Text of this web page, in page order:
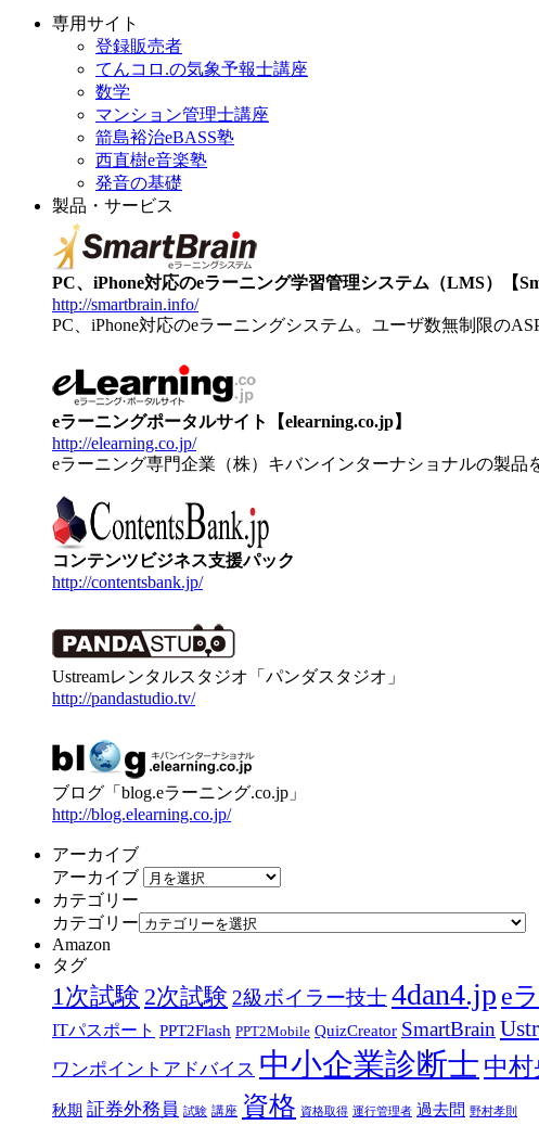
専用サイト
登録販売者
てんコロ.の気象予報士講座
数学
マンション管理士講座
箭島裕治eBASS塾
西直樹e音楽塾
発音の基礎
製品・サービス
PC、iPhone対応のeラーニング学習管理システム（LMS）【
http://smartbrain.info/
PC、iPhone対応のeラーニングシステム。ユーザ数無制限の
eラーニングポータルサイト【elearning.co.jp】
http://elearning.co.jp/
eラーニング専門企業（株）キバンインターナショナルの製品
コンテンツビジネス支援パック
http://contentsbank.jp/
Ustreamレンタルスタジオ「パンダスタジオ」
http://pandastudio.tv/
ブログ「blog.eラーニング.co.jp」
http://blog.elearning.co.jp/
アーカイブ
アーカイブ
カテゴリー
カテゴリー
Amazon
タグ
1次試験 2次試験 2級ボイラー技士4dan4.jp e
ITパスポート PPT2Flash PPT2Mobile QuizCreator SmartBrain
ワンポイントアドバイス 中小企業診断士 中
秋期 証券外務員 試験 講座 資格 資格取得 運行管理者 過去問 野村孝則